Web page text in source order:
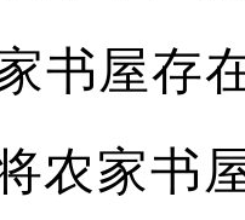
书屋存
农家书